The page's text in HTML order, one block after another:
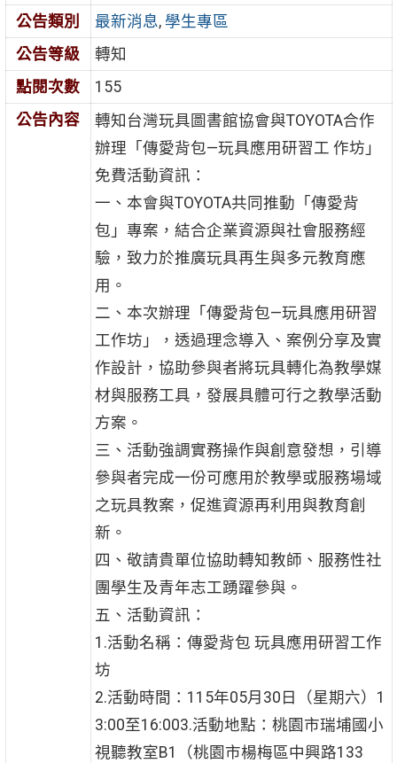
公告類別
最新消息, 學生專區
公告等級
轉知
點閱次數
155
公告內容
轉知台灣玩具圖書館協會與TOYOTA合作
辦理「傳愛背包—玩具應用研習工 作坊」
免費活動資訊：
一、本會與TOYOTA共同推動「傳愛背
包」專案，結合企業資源與社會服務經
驗，致力於推廣玩具再生與多元教育應
用。
二、本次辦理「傳愛背包—玩具應用研習
工作坊」，透過理念導入、案例分享及實
作設計，協助參與者將玩具轉化為教學媒
材與服務工具，發展具體可行之教學活動
方案。
三、活動強調實務操作與創意發想，引導
參與者完成一份可應用於教學或服務場域
之玩具教案，促進資源再利用與教育創
新。
四、敬請貴單位協助轉知教師、服務性社
團學生及青年志工踴躍參與。
五、活動資訊：
1.活動名稱：傳愛背包 玩具應用研習工作
坊
2.活動時間：115年05月30日（星期六）1
3:00至16:003.活動地點：桃園市瑞埔國小
視聽教室B1（桃園市楊梅區中興路133